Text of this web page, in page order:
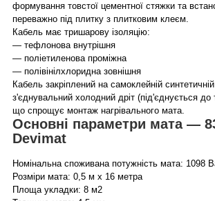
формування товстої цементної стяжки та
переважно під плитку з плитковим клеєм.
Кабель має тришарову ізоляцію:
— тефлонова внутрішня
— поліетиленова проміжна
— полівінілхлоридна зовнішня
Кабель закріплений на самоклейній
з'єднувальний холодний дріт (під'єднується до
що спрощує монтаж нагрівального мата.
Основні параметри мата —
Devimat
Номінальна споживана потужність мата: 1098
Розміри мата: 0,5 м х 16 метра
Площа укладки: 8 м2